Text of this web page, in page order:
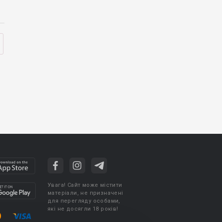
Увага! Сайт може містити
матеріали, не призначені
для перегляду особами,
які не досягли 18 років!